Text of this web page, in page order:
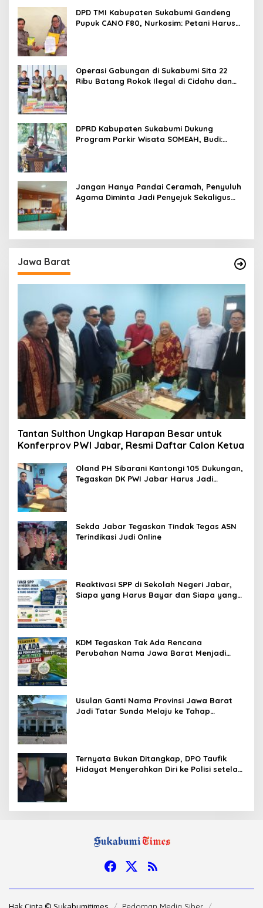
DPD TMI Kabupaten Sukabumi Gandeng
Pupuk CANO F80, Nurkosim: Petani Harus
Operasi Gabungan di Sukabumi Sita 22
Ribu Batang Rokok Ilegal di Cidahu dan
DPRD Kabupaten Sukabumi Dukung
Program Parkir Wisata SOMEAH, Budi:
Jangan Hanya Pandai Ceramah, Penyuluh
Agama Diminta Jadi Penyejuk Sekaligus
Jawa Barat
Tantan Sulthon Ungkap Harapan Besar untuk
Konferprov PWI Jabar, Resmi Daftar Calon Ketua
Oland PH Sibarani Kantongi 105 Dukungan,
Tegaskan DK PWI Jabar Harus Jadi
Sekda Jabar Tegaskan Tindak Tegas ASN
Terindikasi Judi Online
Reaktivasi SPP di Sekolah Negeri Jabar,
Siapa yang Harus Bayar dan Siapa yang
KDM Tegaskan Tak Ada Rencana
Perubahan Nama Jawa Barat Menjadi
Usulan Ganti Nama Provinsi Jawa Barat
Jadi Tatar Sunda Melaju ke Tahap
Ternyata Bukan Ditangkap, DPO Taufik
Hidayat Menyerahkan Diri ke Polisi setelah